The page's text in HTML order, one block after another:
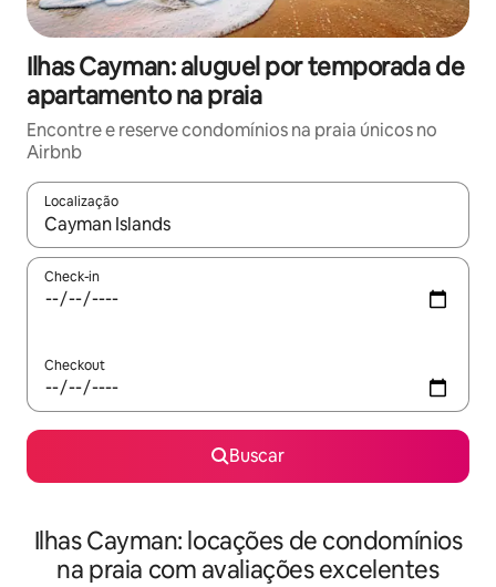
Ilhas Cayman: aluguel por temporada de
apartamento na praia
Encontre e reserve condomínios na praia únicos no
Airbnb
Localização
Quando os resultados estiverem disponíveis, explore-os
Check-in
Checkout
Buscar
Ilhas Cayman: locações de condomínios
na praia com avaliações excelentes